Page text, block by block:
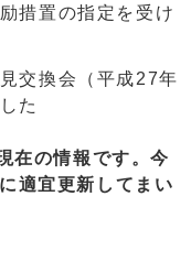
措置の指定を受け
交換会（平成27年
た
在の情報です。今
適宜更新してまい